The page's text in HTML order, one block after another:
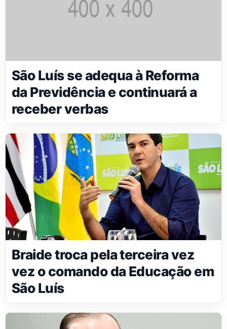
São Luís se adequa à Reforma
da Previdência e continuará a
receber verbas
Braide troca pela terceira vez
vez o comando da Educação em
São Luís